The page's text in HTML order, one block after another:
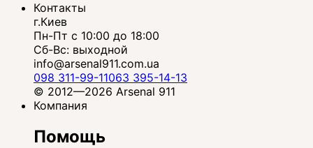
Контакты
г.Киев
Пн-Пт с 10:00 до 18:00
Сб-Вс: выходной
info@arsenal911.com.ua
098 311-99-11063 395-14-13
© 2012—2026 Arsenal 911
Компания
Помощь